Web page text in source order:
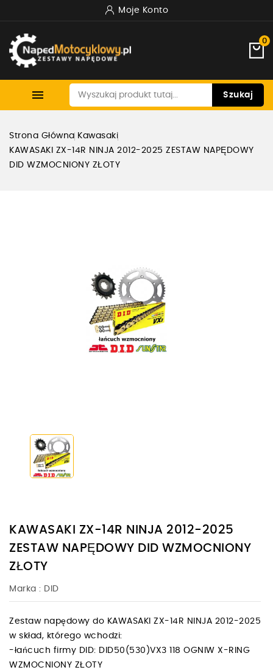
Moje Konto
0
 Szukaj
Strona Główna Kawasaki
KAWASAKI ZX-14R NINJA 2012-2025 ZESTAW NAPĘDOWY
DID WZMOCNIONY ZŁOTY
KAWASAKI ZX-14R NINJA 2012-2025
ZESTAW NAPĘDOWY DID WZMOCNIONY
ZŁOTY
Marka : DID
Zestaw napędowy do KAWASAKI ZX-14R NINJA 2012-2025
w skład, którego wchodzi:
-łańcuch firmy DID: DID50(530)VX3 118 OGNIW X-RING
WZMOCNIONY ZŁOTY